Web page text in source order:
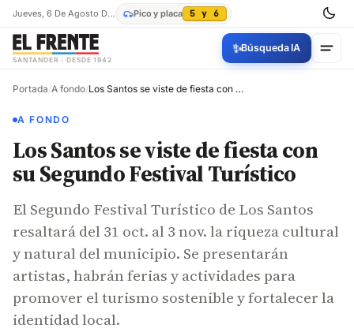
Jueves, 6 De Agosto De 2026 Pico y placa 5 y 6
SANTANDER · DESDE 1942
✨Búsqueda IA
Portada/A fondo/ Los Santos se viste de fiesta con su Segundo Festival Turístico
A FONDO
Los Santos se viste de fiesta con
su Segundo Festival Turístico
El Segundo Festival Turístico de Los Santos
resaltará del 31 oct. al 3 nov. la riqueza cultural
y natural del municipio. Se presentarán
artistas, habrán ferias y actividades para
promover el turismo sostenible y fortalecer la
identidad local.